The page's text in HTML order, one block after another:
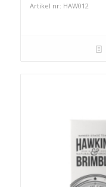
Artikel nr: HAW012